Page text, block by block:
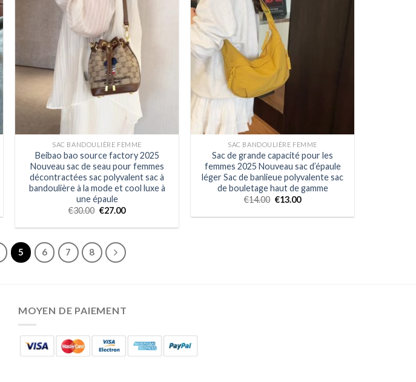
SAC BANDOULIÈRE FEMME
Beibao bao source factory 2025
Nouveau sac de seau pour femmes
décontractées sac polyvalent sac à
bandoulière à la mode et cool luxe à
une épaule
€30.00 €27.00
SAC BANDOULIÈRE FEMME
Sac de grande capacité pour les
femmes 2025 Nouveau sac d’épaule
léger Sac de banlieue polyvalente sac
de bouletage haut de gamme
€14.00 €13.00
5 6 7 8
MOYEN DE PAIEMENT